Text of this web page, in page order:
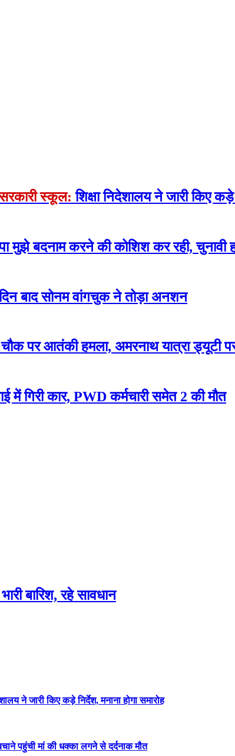
स्कूल: शिक्षा निदेशालय ने जारी किए कड़े
मुझे बदनाम करने की कोशिश कर रही,
बाद सोनम वांगचुक ने तोड़ा अनशन
पर आतंकी हमला, अमरनाथ यात्रा ड्यूटी
में गिरी कार, PWD कर्मचारी समेत 2 की मौत
बारिश, रहे सावधान
ने जारी किए कड़े निर्देश, मनाना होगा समारोह
पहुंची मां की धक्का लगने से दर्दनाक मौत